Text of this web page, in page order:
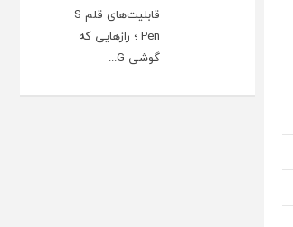
قابلیت‌های قلم S
Pen ؛ رازهایی که
گوشی G...